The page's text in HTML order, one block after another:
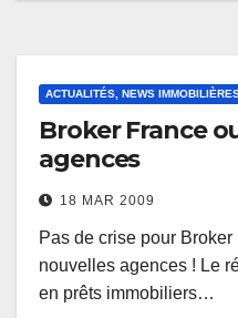
ACTUALITÉS, NEWS
Broker France
agences
18 MAR 2009
Pas de crise pour
nouvelles agences ! Le
en prêts immobiliers…